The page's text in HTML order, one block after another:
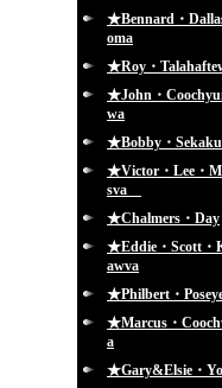
★Bennard・
oma
★Roy・
★John・
wa
★Bobby・
★Victor・Lee・
sva
★Chalmers・Day
★Eddie・Scott・
awva
★Philbert・
★Marcus・
a
★Gary&Elsie・